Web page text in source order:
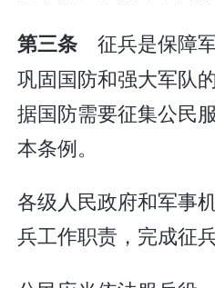
第三条 征兵是保障
巩固国防和强大军队
据国防需要征集公民
本条例。
各级人民政府和军事
兵工作职责，完成征兵